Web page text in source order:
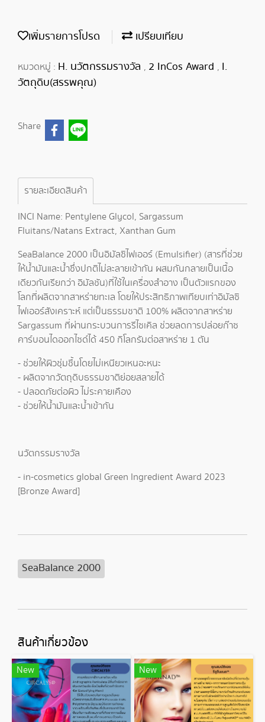
เพิ่มรายการโปรด เปรียบเทียบ
หมวดหมู่ : H. นวัตกรรมรางวัล , 2 InCos Award , I.
วัตถุดิบ(สรรพคุณ)
Share
รายละเอียดสินค้า
INCI Name: Pentylene Glycol, Sargassum
Fluitans/Natans Extract, Xanthan Gum
SeaBalance 2000 เป็นอิมัลซิไฟเออร์ (Emulsifier) (สารที่ช่วย
ให้น้ำมันและน้ำซึ่งปกติไม่ละลายเข้ากัน ผสมกันกลายเป็นเนื้อ
เดียวกันเรียกว่า อิมัลชัน)ที่ใช้ในเครื่องสำอาง เป็นตัวแรกของ
โลกที่ผลิตจากสาหร่ายทะเล โดยให้ประสิทธิภาพเทียบเท่าอิมัลซิ
ไฟเออร์สังเคราะห์ แต่เป็นธรรมชาติ 100% ผลิตจากสาหร่าย
Sargassum ที่ผ่านกระบวนการรีไซเคิล ช่วยลดการปล่อยก๊าซ
คาร์บอนไดออกไซด์ได้ 450 กิโลกรัมต่อสาหร่าย 1 ตัน
- ช่วยให้ผิวชุ่มชื้นโดยไม่เหนียวเหนอะหนะ
- ผลิตจากวัตถุดิบธรรมชาติย่อยสลายได้
- ปลอดภัยต่อผิว ไม่ระคายเคือง
- ช่วยให้น้ำมันและน้ำเข้ากัน
นวัตกรรมรางวัล
- in-cosmetics global Green Ingredient Award 2023
[Bronze Award]
SeaBalance 2000
สินค้าเกี่ยวข้อง
New New